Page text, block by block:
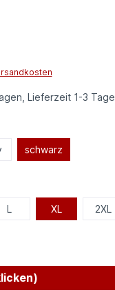
Lieferzeit 1-3 Tage
schwarz
L XL 2XL